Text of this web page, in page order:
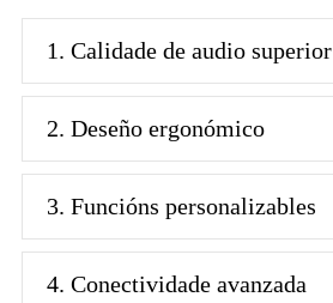
1. Calidade de audio superior
2. Deseño ergonómico
3. Funcións personalizables
4. Conectividade avanzada